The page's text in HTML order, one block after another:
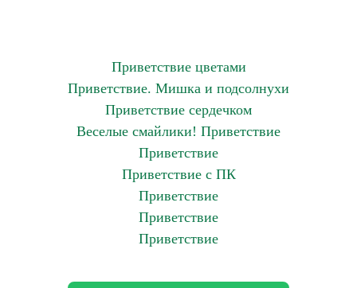
Приветствие цветами
Приветствие. Мишка и подсолнухи
Приветствие сердечком
Веселые смайлики! Приветствие
Приветствие
Приветствие с ПК
Приветствие
Приветствие
Приветствие